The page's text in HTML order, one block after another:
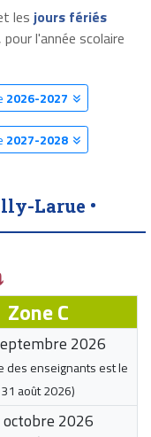
les jours fériés
l'année scolaire
2026-2027
2027-2028
Larue •
Zone C
2026
des enseignants est le
31 août 2026)
octobre 2026